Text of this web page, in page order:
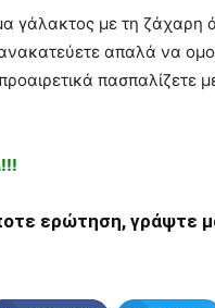
γάλακτος με τη ζάχαρη
απαλά να
πασπαλίζετε
ερώτηση, γράψτε